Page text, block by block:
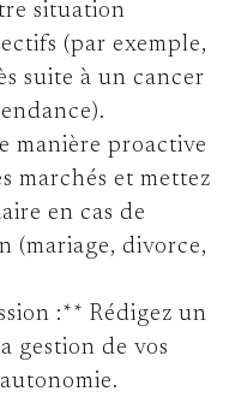
situation
(par exemple,
suite à un cancer
manière proactive
marchés et mettez
en cas de
(mariage, divorce,
:** Rédigez un
gestion de vos